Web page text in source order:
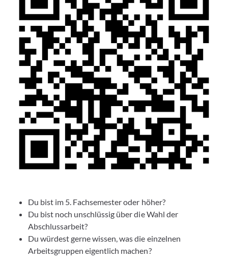
Du bist im 5. Fachsemester oder höher?
Du bist noch unschlüssig über die Wahl der
Abschlussarbeit?
Du würdest gerne wissen, was die einzelnen
Arbeitsgruppen eigentlich machen?